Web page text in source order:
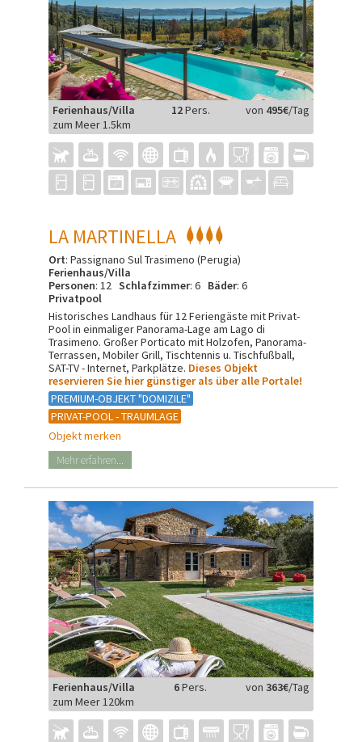
Ferienhaus/Villa 12Pers. von 495€/Tag
zum Meer 1.5km
LA MARTINELLA
Ort: Passignano Sul Trasimeno (Perugia)
Ferienhaus/Villa
Personen: 12 Schlafzimmer: 6 Bäder: 6
Privatpool
Historisches Landhaus für 12 Feriengäste mit Privat-
Pool in einmaliger Panorama-Lage am Lago di
Trasimeno. Großer Porticato mit Holzofen, Panorama-
Terrassen, Mobiler Grill, Tischtennis u. Tischfußball,
SAT-TV - Internet, Parkplätze. Dieses Objekt
reservieren Sie hier günstiger als über alle Portale!
PREMIUM-OBJEKT "DOMIZILE"
PRIVAT-POOL - TRAUMLAGE
Objekt merken
Mehr erfahren...
Ferienhaus/Villa 6Pers. von 363€/Tag
zum Meer 120km